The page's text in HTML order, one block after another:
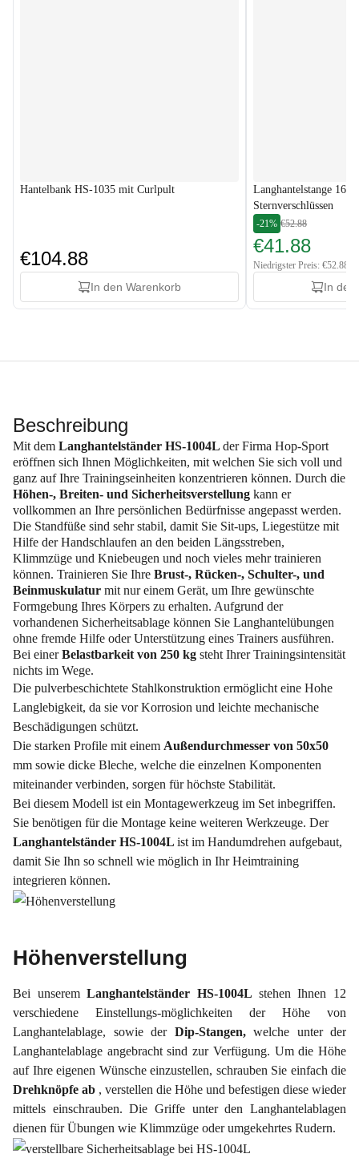
Hantelbank HS-1035 mit Curlpult
€104.88
In den Warenkorb
Langhantelstange 167
Sternverschlüssen
-21% €52.88
€41.88
Niedrigster Preis: €52.88
In den
Beschreibung
Mit dem Langhantelständer HS-1004L der Firma Hop-Sport
eröffnen sich Ihnen Möglichkeiten, mit welchen Sie sich voll und
ganz auf Ihre Trainingseinheiten konzentrieren können. Durch die
Höhen-, Breiten- und Sicherheitsverstellung kann er
vollkommen an Ihre persönlichen Bedürfnisse angepasst werden.
Die Standfüße sind sehr stabil, damit Sie Sit-ups, Liegestütze mit
Hilfe der Handschlaufen an den beiden Längsstreben,
Klimmzüge und Kniebeugen und noch vieles mehr trainieren
können. Trainieren Sie Ihre Brust-, Rücken-, Schulter-, und
Beinmuskulatur mit nur einem Gerät, um Ihre gewünschte
Formgebung Ihres Körpers zu erhalten. Aufgrund der
vorhandenen Sicherheitsablage können Sie Langhantelübungen
ohne fremde Hilfe oder Unterstützung eines Trainers ausführen.
Bei einerBelastbarkeit von 250 kg steht Ihrer Trainingsintensität
nichts im Wege.
Die pulverbeschichtete Stahlkonstruktion ermöglicht eine Hohe
Langlebigkeit, da sie vor Korrosion und leichte mechanische
Beschädigungen schützt.
Die starken Profile mit einem Außendurchmesser von 50x50
mm sowie dicke Bleche, welche die einzelnen Komponenten
miteinander verbinden, sorgen für höchste Stabilität.
Bei diesem Modell ist ein Montagewerkzeug im Set inbegriffen.
Sie benötigen für die Montage keine weiteren Werkzeuge. Der
Langhantelständer HS-1004L ist im Handumdrehen aufgebaut,
damit Sie Ihn so schnell wie möglich in Ihr Heimtraining
integrieren können.
Höhenverstellung
Bei unseremLanghantelständer HS-1004L stehen Ihnen 12
verschiedene Einstellungs-möglichkeiten der Höhe von
Langhantelablage, sowie der Dip-Stangen, welche unter der
Langhantelablage angebracht sind zur Verfügung. Um die Höhe
auf Ihre eigenen Wünsche einzustellen, schrauben Sie einfach die
Drehknöpfe ab , verstellen die Höhe und befestigen diese wieder
mittels einschrauben. Die Griffe unter den Langhantelablagen
dienen für Übungen wie Klimmzüge oder umgekehrtes Rudern.